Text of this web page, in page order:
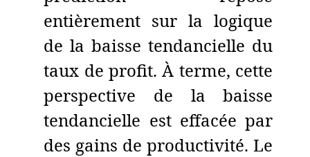
entièrement sur la logique
de la baisse tendancielle du
taux de profit. À terme, cette
perspective de la baisse
tendancielle est effacée par
des gains de productivité. Le